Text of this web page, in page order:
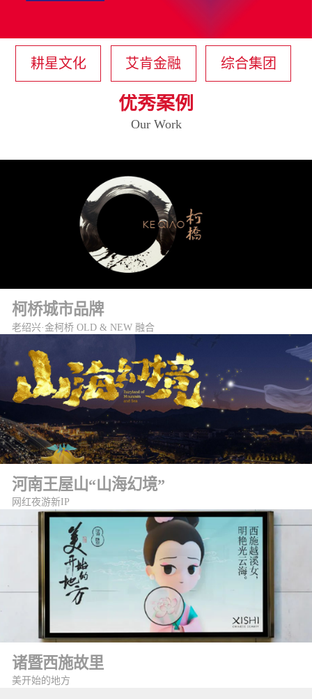
耕星文化 艾肯金融 综合集团
优秀案例
Our Work
柯桥城市品牌
老绍兴·金柯桥 OLD & NEW 融合
河南王屋山“山海幻境”
网红夜游新IP
诸暨西施故里
美开始的地方